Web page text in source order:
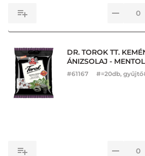
DR. TOROK TT.
ÁNIZSOLAJ - MENTOL
#61167 #=20db,